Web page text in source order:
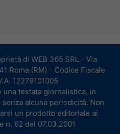
di WEB 365 SRL - Via
Roma (RM) - Codice Fiscale
12279101005
testata giornalistica, in
alcuna periodicità. Non
un prodotto editoriale ai
n. 62 del 07.03.2001